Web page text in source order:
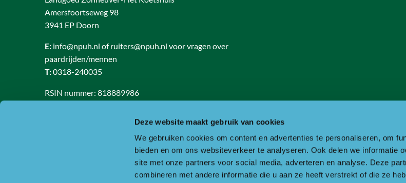
Deze website maakt gebruik van cookies
We gebruiken cookies om content en advertenties te personaliseren, om
bieden en om ons websiteverkeer te analyseren. Ook delen we informatie
site met onze partners voor social media, adverteren en analyse. Deze
combineren met andere informatie die u aan ze heeft verstrekt of die ze
Amersfoortseweg 98
3941 EP Doorn
E: info@npuh.nl of ruiters@npuh.nl voor vragen over
paardrijden/mennen
T:0318-240035
RSIN nummer: 818889986
BTW nummer: 8188 89 986 B01
Of ga naar de contactpagina.